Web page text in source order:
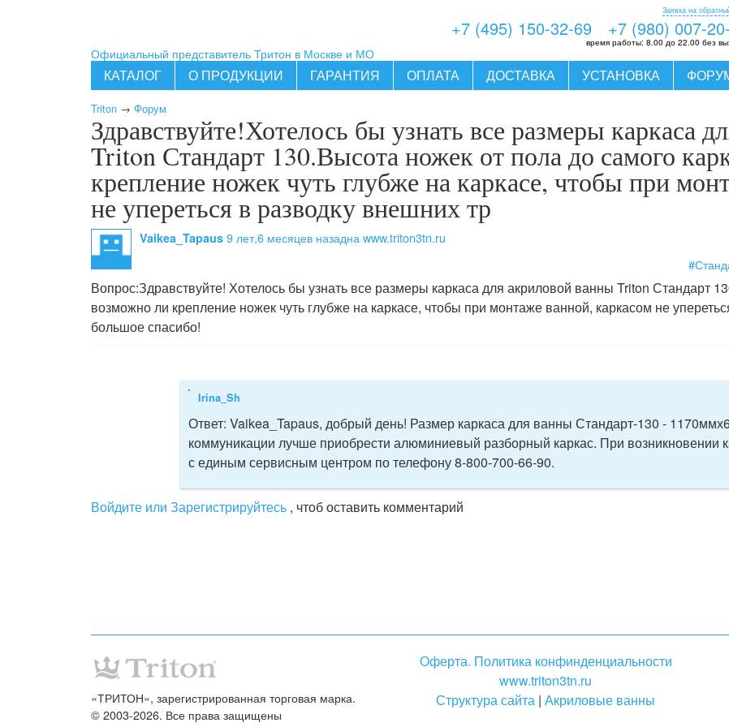
Официальный представитель Тритон в Москве и МО
+7 (495) 150-32-69 +7 (980) 007-
Заявка на
время работы: 8.00 до 22.00 без
КАТАЛОГ О ПРОДУКЦИИ ГАРАНТИЯ ОПЛАТА ДОСТАВКА УСТАНОВКА
Triton → Форум
Здравствуйте!Хотелось бы узнать все размеры каркаса
Triton Стандарт 130.Высота ножек от пола до самого
крепление ножек чуть глубже на каркасе, чтобы при
не упереться в разводку внешних тр
Vaikea_Tapaus 9 лет,6 месяцев назадна www.triton3tn.ru
Вопрос:Здравствуйте! Хотелось бы узнать все размеры каркаса для акриловой ванны Triton Стандарт
возможно ли крепление ножек чуть глубже на каркасе, чтобы при монтаже ванной, каркасом не
большое спасибо!
Irina_Sh
Ответ: Vaikea_Tapaus, добрый день! Размер каркаса для ванны Стандарт-130 -
коммуникации лучше приобрести алюминиевый разборный каркас. При возникновении
с единым сервисным центром по телефону 8-800-700-66-90.
Войдите или Зарегистрируйтесь , чтоб оставить комментарий
Оферта. Политика конфинденциальности
www.triton3tn.ru
Структура сайта | Акриловые ванны
«ТРИТОН», зарегистрированная торговая марка.
© 2003-2026. Все права защищены